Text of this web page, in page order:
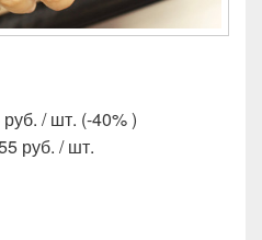
/ шт. (-40% )
руб. / шт.